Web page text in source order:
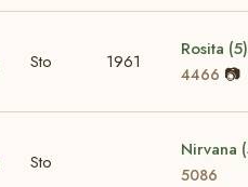
Sto 1961
Rosita (5)
4466 📷
Sto
Nirvana
5086